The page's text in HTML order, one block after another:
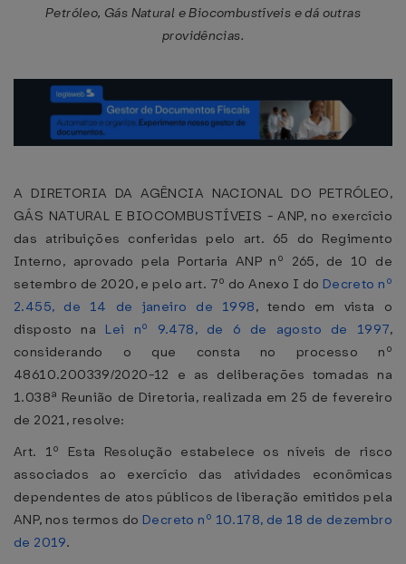
Petróleo, Gás Natural e Biocombustíveis e dá outras
providências.
A DIRETORIA DA AGÊNCIA NACIONAL DO PETRÓLEO,
GÁS NATURAL E BIOCOMBUSTÍVEIS - ANP, no exercício
das atribuições conferidas pelo art. 65 do Regimento
Interno, aprovado pela Portaria ANP nº 265, de 10 de
setembro de 2020, e pelo art. 7º do Anexo I do Decreto nº
2.455, de 14 de janeiro de 1998, tendo em vista o
disposto na Lei nº 9.478, de 6 de agosto de 1997,
considerando o que consta no processo nº
48610.200339/2020-12 e as deliberações tomadas na
1.038ª Reunião de Diretoria, realizada em 25 de fevereiro
de 2021, resolve:
Art. 1º Esta Resolução estabelece os níveis de risco
associados ao exercício das atividades econômicas
dependentes de atos públicos de liberação emitidos pela
ANP, nos termos do Decreto nº 10.178, de 18 de dezembro
de 2019.